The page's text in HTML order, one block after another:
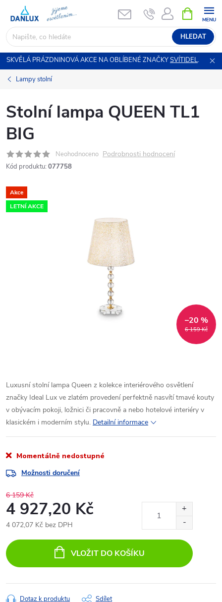
obsah
HLEDAT
NÁKUPNÍ
KOŠÍK
SKVĚLÁ PRÁZDNINOVÁ AKCE NA OBLÍBENÉ ZNAČKYSVÍTIDEL.
Lampy stolní
Stolní lampa QUEEN TL1
BIG
Neohodnoceno Podrobnosti hodnocení
Kód produktu: 077758
Akce
LETNÍ AKCE
6 159 Kč
–20 %
Luxusní stolní lampa Queen z kolekce interiérového osvětlení
značky Ideal Lux ve zlatém provedení perfektně nasvítí tmavé kouty
v obývacím pokoji, ložnici či pracovně a nebo hotelové interiéry v
klasickém i moderním stylu. Detailní informace
Momentálně nedostupné
Možnosti doručení
6 159 Kč
4 927,20 Kč
4 072,07 Kč bez DPH
cena:
VLOŽIT DO KOŠÍKU
Dotaz k produktu Sdílet